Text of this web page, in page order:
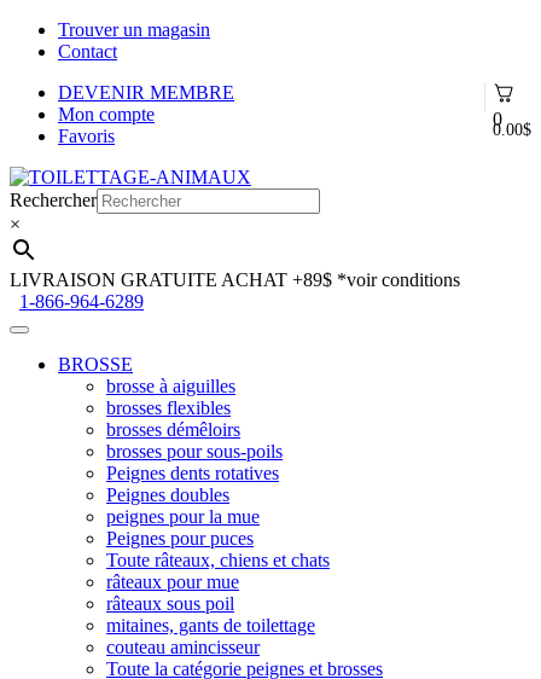
Trouver un magasin
Contact
0
0.00$
DEVENIR MEMBRE
Mon compte
Favoris
Aller
à
la
navigation
Aller
au
contenu
Rechercher
×
LIVRAISON GRATUITE ACHAT +89$ *voir conditions
1-866-964-6289
BROSSE
brosse à aiguilles
brosses flexibles
brosses démêloirs
brosses pour sous-poils
Peignes dents rotatives
Peignes doubles
peignes pour la mue
Peignes pour puces
Toute râteaux, chiens et chats
râteaux pour mue
râteaux sous poil
mitaines, gants de toilettage
couteau amincisseur
Toute la catégorie peignes et brosses